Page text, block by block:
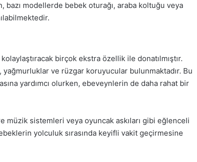
bazı modellerde bebek oturağı, araba koltuğu veya
birçok ekstra özellik ile donatılmıştır.
ve rüzgar koruyucular bulunmaktadır. Bu
yardımcı olurken, ebeveynlerin de daha rahat bir
müzik sistemleri veya oyuncak askıları gibi eğlenceli
yolculuk sırasında keyifli vakit geçirmesine